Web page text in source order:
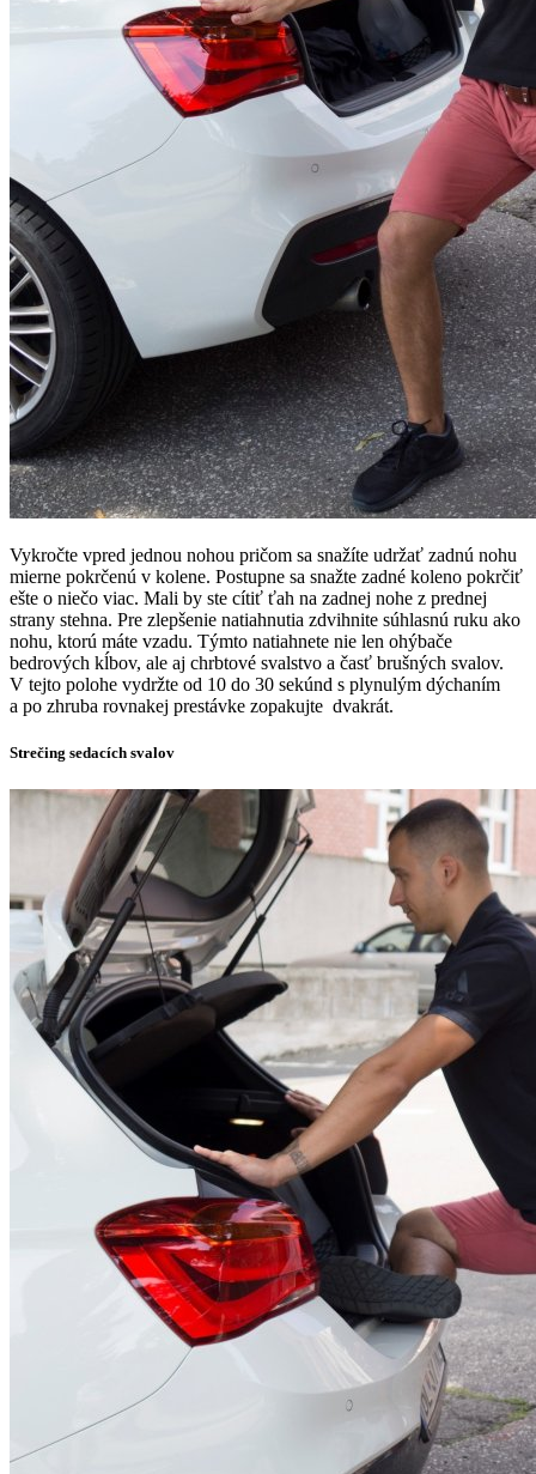
Vykročte vpred jednou nohou pričom sa snažíte udržať zadnú nohu
mierne pokrčenú v kolene. Postupne sa snažte zadné koleno pokrčiť
ešte o niečo viac. Mali by ste cítiť ťah na zadnej nohe z prednej
strany stehna. Pre zlepšenie natiahnutia zdvihnite súhlasnú ruku ako
nohu, ktorú máte vzadu. Týmto natiahnete nie len ohýbače
bedrových kĺbov, ale aj chrbtové svalstvo a časť brušných svalov.
V tejto polohe vydržte od 10 do 30 sekúnd s plynulým dýchaním
a po zhruba rovnakej prestávke zopakujte dvakrát.
Strečing sedacích svalov